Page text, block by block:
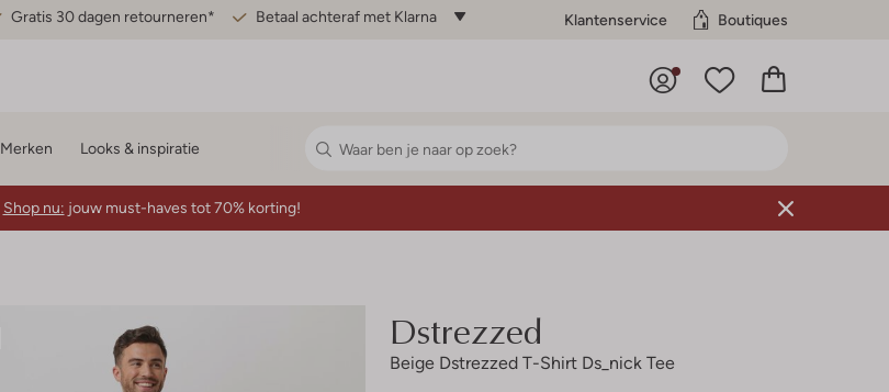
Gratis 30 dagen retourneren* Betaal achteraf met Klarna Klantenservice Boutiques
Merken Looks & inspiratie
Shop nu: jouw must-haves tot 70% korting!
Dstrezzed
Beige Dstrezzed T-Shirt Ds_nick Tee